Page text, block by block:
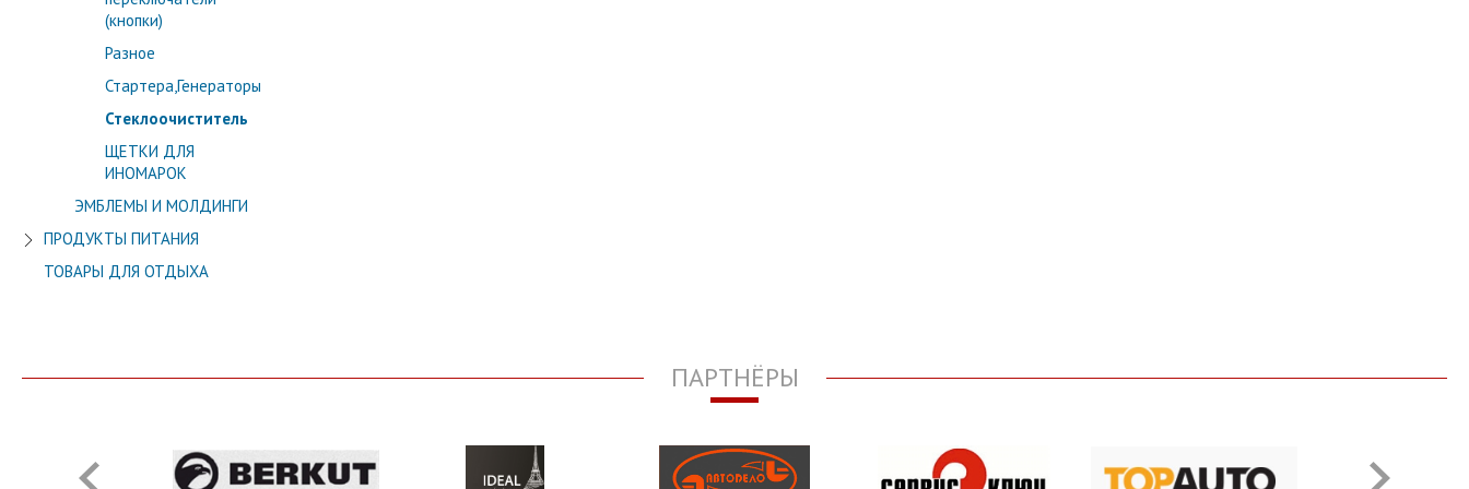
(кнопки)
Разное
Стартера,Генераторы
Стеклоочиститель
ЩЕТКИ ДЛЯ
ИНОМАРОК
ЭМБЛЕМЫ И МОЛДИНГИ
ПРОДУКТЫ ПИТАНИЯ
ТОВАРЫ ДЛЯ ОТДЫХА
ПАРТНЁРЫ